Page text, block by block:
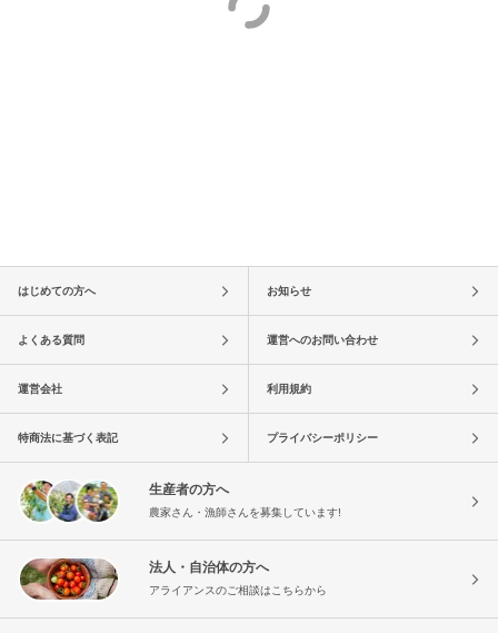
はじめての方へ お知らせ
よくある質問 運営へのお問い合わせ
運営会社 利用規約
特商法に基づく表記 プライバシーポリシー
生産者の方へ
農家さん・漁師さんを募集しています!
法人・自治体の方へ
アライアンスのご相談はこちらから